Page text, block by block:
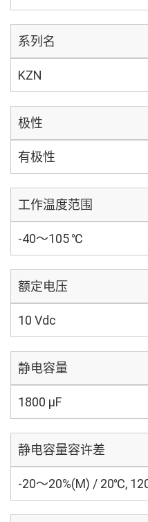
系列名
KZN
极性
有极性
工作温度范围
-40～105 ℃
额定电压
10 Vdc
静电容量
1800 µF
静电容量容许差
-20～20%(M) / 20℃,